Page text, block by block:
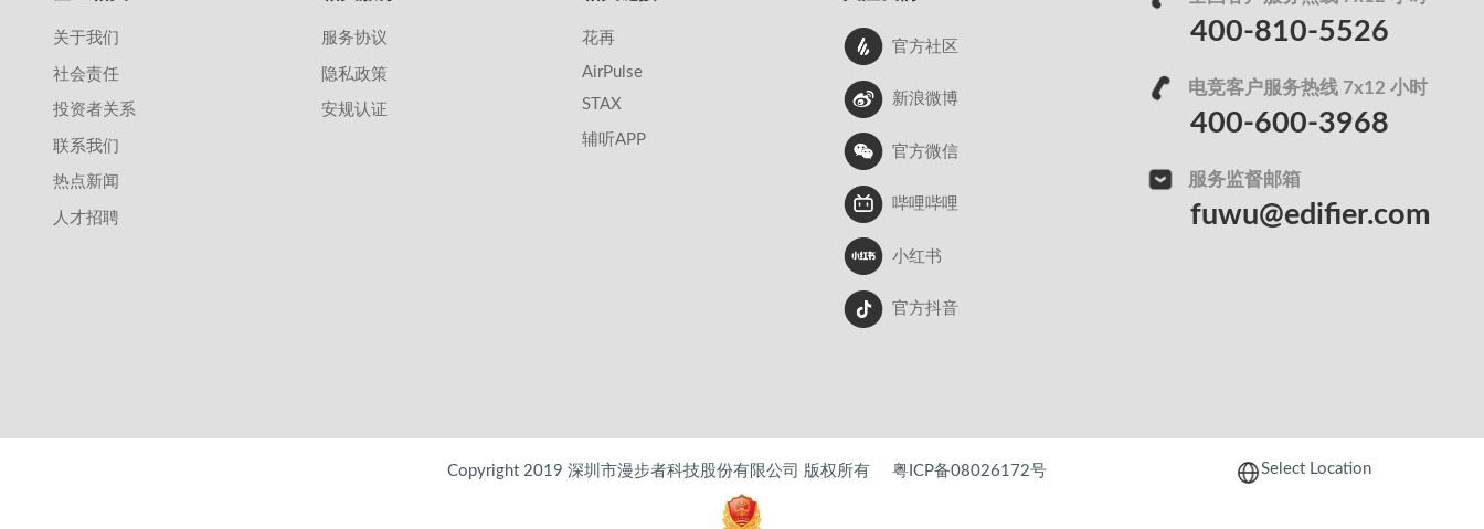
关于我们
社会责任
投资者关系
联系我们
热点新闻
人才招聘
服务协议
隐私政策
安规认证
花再
AirPulse
STAX
辅听APP
官方社区
新浪微博
官方微信
哔哩哔哩
小红书
官方抖音
400-810-5526
电竞客户服务热线 7x12 小时
400-600-3968
服务监督邮箱
fuwu@edifier.com
Copyright 2019 深圳市漫步者科技股份有限公司 版权所有 粤ICP备08026172号 Select Location